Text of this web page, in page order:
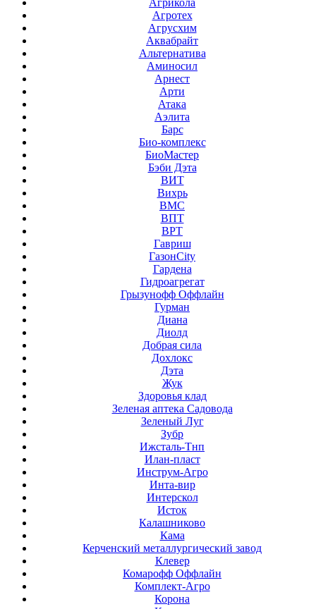
Агрикола
Агротех
Агрусхим
Аквабрайт
Альтернатива
Аминосил
Арнест
Арти
Атака
Аэлита
Барс
Био-комплекс
БиоМастер
Бэби Дэта
ВИТ
Вихрь
ВМС
ВПТ
ВРТ
Гавриш
ГазонCity
Гардена
Гидроагрегат
Грызунофф Оффлайн
Гурман
Диана
Диолд
Добрая сила
Дохлокс
Дэта
Жук
Здоровья клад
Зеленая аптека Садовода
Зеленый Луг
Зубр
Ижсталь-Тнп
Илан-пласт
Инструм-Агро
Инта-вир
Интерскол
Исток
Калашниково
Кама
Керченский металлургический завод
Клевер
Комарофф Оффлайн
Комплект-Агро
Корона